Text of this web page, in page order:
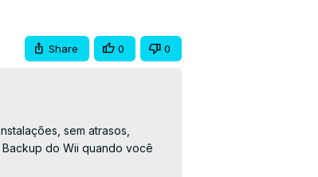
Share 0 0
sem atrasos,
do Wii quando você